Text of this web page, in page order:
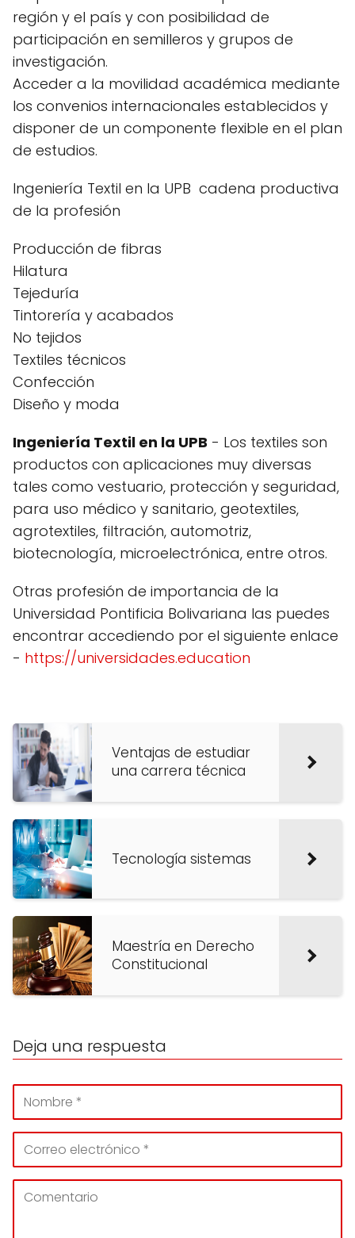
región y el país y con posibilidad de
participación en semilleros y grupos de
investigación.
Acceder a la movilidad académica mediante
los convenios internacionales establecidos y
disponer de un componente flexible en el plan
de estudios.
Ingeniería Textil en la UPB cadena productiva
de la profesión
Producción de fibras
Hilatura
Tejeduría
Tintorería y acabados
No tejidos
Textiles técnicos
Confección
Diseño y moda
Ingeniería Textil en la UPB - Los textiles son
productos con aplicaciones muy diversas
tales como vestuario, protección y seguridad,
para uso médico y sanitario, geotextiles,
agrotextiles, filtración, automotriz,
biotecnología, microelectrónica, entre otros.
Otras profesión de importancia de la
Universidad Pontificia Bolivariana las puedes
encontrar accediendo por el siguiente enlace
- https://universidades.education
Ventajas de estudiar
una carrera técnica
Tecnología sistemas
Maestría en Derecho
Constitucional
Deja una respuesta